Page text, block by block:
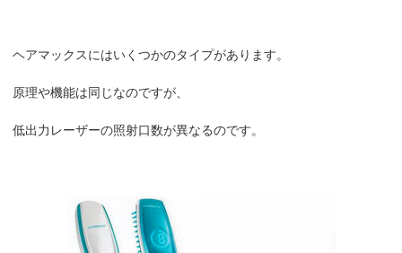
ヘアマックスにはいくつかのタイプがあります。
原理や機能は同じなのですが、
低出力レーザーの照射口数が異なるのです。